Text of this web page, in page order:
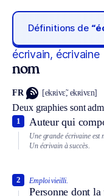
Définitions de
écrivain, écrivaine
nom
FR [ekʀivɛ̃, ekʀivɛn]
Deux graphies sont
Auteur qui
1
Une grande écrivaine est
Un écrivain à succès.
Emploi vieilli.
Personne dont
2